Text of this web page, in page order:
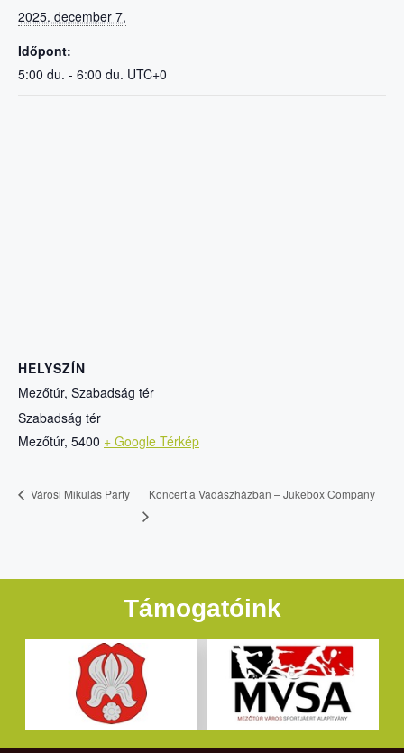
2025. december 7,
Időpont:
5:00 du. - 6:00 du. UTC+0
HELYSZÍN
Mezőtúr, Szabadság tér
Szabadság tér
Mezőtúr, 5400 + Google Térkép
Városi Mikulás Party Koncert a Vadászházban – Jukebox Company
Támogatóink